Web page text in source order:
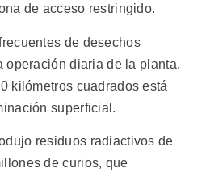
de acceso restringido.
de desechos
operación diaria de la planta.
kilómetros cuadrados está
superficial.
residuos radiactivos de
de curios, que